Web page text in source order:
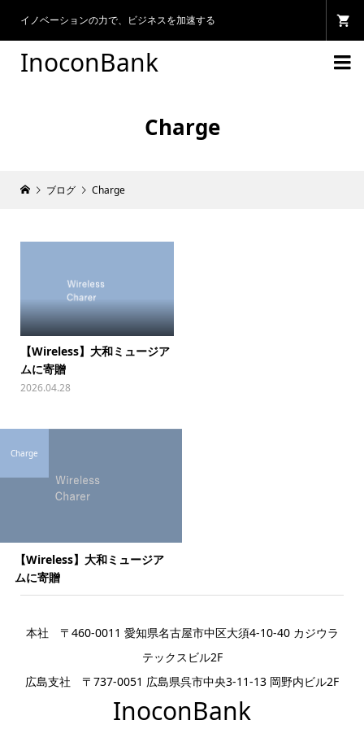
イノベーションの力で、ビジネスを加速する
InoconBank 
Charge
ブログ Charge
【Wireless】大和ミュージア
ムに寄贈
2026.04.28
【Wireless】大和ミュージア
ムに寄贈
Charge
本社 〒460-0011 愛知県名古屋市中区大須4-10-40 カジウラ
テックスビル2F
広島支社 〒737-0051 広島県呉市中央3-11-13 岡野内ビル2F
InoconBank